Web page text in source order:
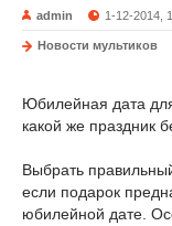
admin 1-12-2014,
Новости мультиков
Юбилейная дата
какой же праздник
Выбрать
если подарок
юбилейной дате.